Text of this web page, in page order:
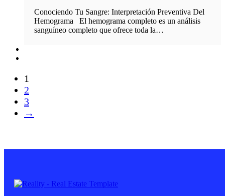
Conociendo Tu Sangre: Interpretación Preventiva Del
Hemograma El hemograma completo es un análisis
sanguíneo completo que ofrece toda la…
1
2
3
→